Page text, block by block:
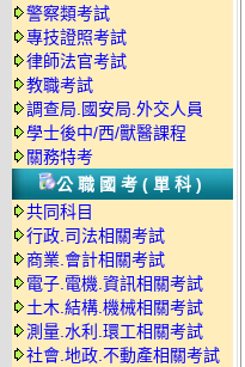
警察類考試
專技證照考試
律師法官考試
教職考試
調查局.國安局.外交人員
學士後中/西/獸醫課程
關務特考
公職國考(單科)
共同科目
行政.司法相關考試
商業.會計相關考試
電子.電機.資訊相關考試
土木.結構.機械相關考試
測量.水利.環工相關考試
社會.地政.不動產相關考試